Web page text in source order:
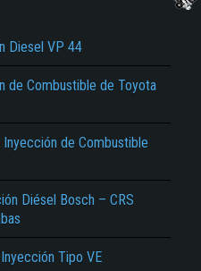
Diesel VP 44
de Combustible de Toyota
de Combustible
Diésel Bosch – CRS
Tipo VE
según el contenido.
son erróneos.
el contenido.
error...